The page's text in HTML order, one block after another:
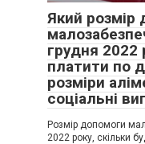
Який розмір
грудня 2022
платити по
розміри
соціальні
Розмір допомоги
2022 року, скільки